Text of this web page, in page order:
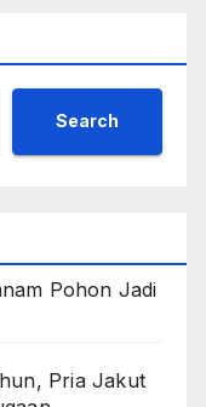
Search
Pohon Jadi
Pria Jakut